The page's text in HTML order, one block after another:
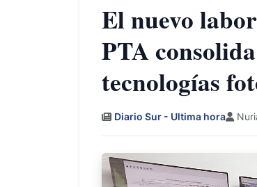
El nuevo
PTA
tecnologías
Diario Sur - Ultima hora